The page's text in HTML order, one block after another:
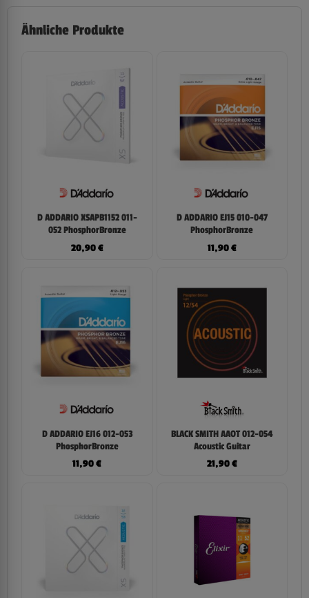
Ähnliche Produkte
D ADDARIO XSAPB1152 011-
052 PhosphorBronze
20,90€
D ADDARIO EJ15 010-047
PhosphorBronze
11,90€
D ADDARIO EJ16 012-053
PhosphorBronze
11,90€
BLACK SMITH AAOT 012-054
Acoustic Guitar
21,90€